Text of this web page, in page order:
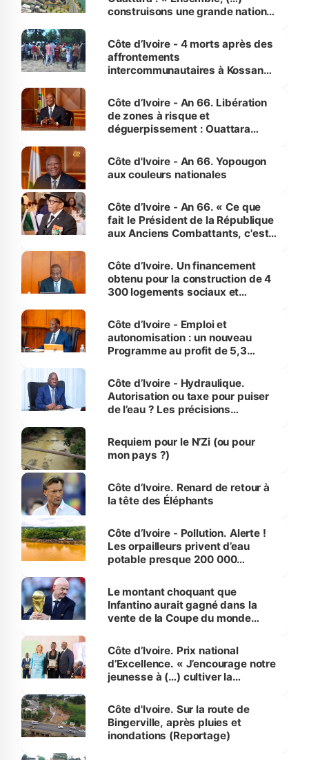
construisons une grande nation
générations futures »
Côte d’Ivoire - 4 morts après des
affrontements
intercommunautaires à Kossandji
milieu des sinistrés
Côte d’Ivoire - An 66. Libération
de zones à risque et
déguerpissement : Ouattara
l'Etat de droit pour préserver les
vies humaines »
Côte d'Ivoire - An 66. Yopougon
aux couleurs nationales
Côte d’Ivoire - An 66. « Ce que
fait le Président de la République
aux Anciens Combattants, c'est
Côte d’Ivoire. Un financement
obtenu pour la construction de 4
300 logements sociaux et
et Yamoussoukro
Côte d’Ivoire - Emploi et
autonomisation : un nouveau
Programme au profit de 5,3
Côte d’Ivoire - Hydraulique.
Autorisation ou taxe pour puiser
de l’eau ? Les précisions
Requiem pour le N’Zi (ou pour
mon pays ?)
Côte d’Ivoire. Renard de retour à
la tête des Éléphants
Côte d’Ivoire - Pollution. Alerte !
Les orpailleurs privent d’eau
potable presque 200 000
Le montant choquant que
Infantino aurait gagné dans la
vente de la Coupe du monde
Côte d’Ivoire. Prix national
d’Excellence. « J’encourage notre
jeunesse à (…) cultiver la
(Alassane Ouattara
Côte d'Ivoire. Sur la route de
Bingerville, après pluies et
inondations (Reportage)